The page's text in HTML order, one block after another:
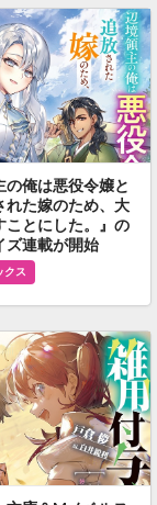
の俺は悪役令嬢と
れた嫁のため、大
ことにした。』の
ズ連載が開始
クス